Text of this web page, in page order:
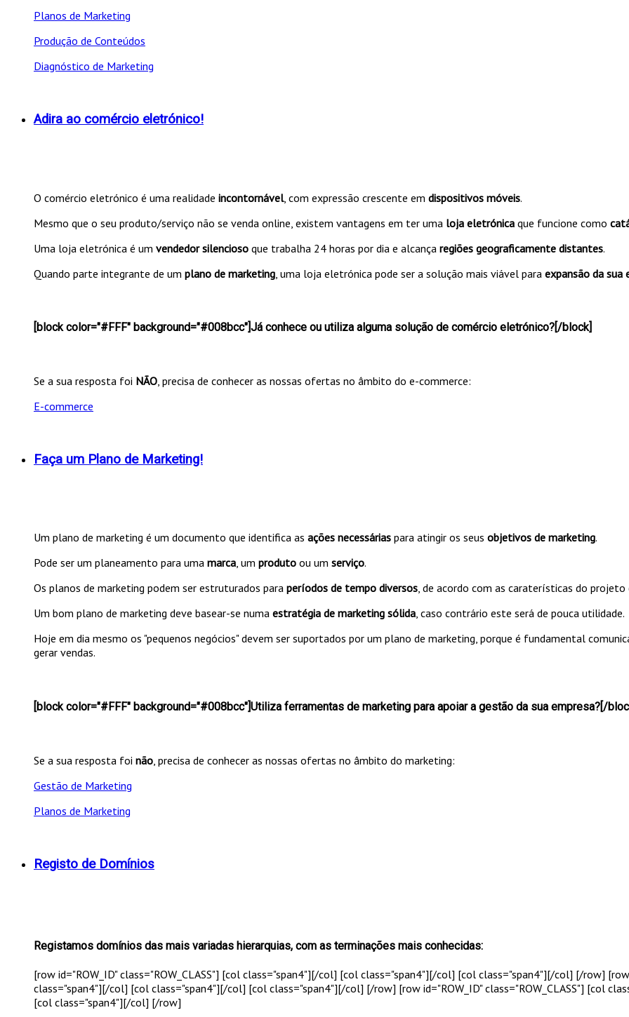
Planos de Marketing
Produção de Conteúdos
Diagnóstico de Marketing
Adira ao comércio eletrónico!
O comércio eletrónico é uma realidade incontornável, com expressão crescente em dispositivos móveis.
Mesmo que o seu produto/serviço não se venda online, existem vantagens em ter uma loja eletrónica que funcione como
Uma loja eletrónica é um vendedor silencioso que trabalha 24 horas por dia e alcança regiões geograficamente distantes.
Quando parte integrante de um plano de marketing , uma loja eletrónica pode ser a solução mais viável para expansão da sua
[block color="#FFF" background="#008bcc"]Já conhece ou utiliza alguma solução de comércio eletrónico?[/block]
Se a sua resposta foi NÃO, precisa de conhecer as nossas ofertas no âmbito do e-commerce:
E-commerce
Faça um Plano de Marketing!
Um plano de marketing é um documento que identifica as ações necessárias para atingir os seus objetivos de marketing.
Pode ser um planeamento para uma marca, um produto ou um serviço.
Os planos de marketing podem ser estruturados para períodos de tempo diversos, de acordo com as caraterísticas do projeto
Um bom plano de marketing deve basear-se numa estratégia de marketing sólida, caso contrário este será de pouca utilidade.
Hoje em dia mesmo os "pequenos negócios" devem ser suportados por um plano de marketing, porque é fundamental
gerar vendas.
[block color="#FFF" background="#008bcc"]Utiliza ferramentas de marketing para apoiar a gestão da sua empresa?[/
Se a sua resposta foi não, precisa de conhecer as nossas ofertas no âmbito do marketing:
Gestão de Marketing
Planos de Marketing
Registo de Domínios
Registamos domínios das mais variadas hierarquias, com as terminações mais conhecidas:
[row id="ROW_ID" class="ROW_CLASS"] [col class="span4"][/col] [col class="span4"][/col] [col class="span4"][/col] [/row] [row
class="span4"][/col] [col class="span4"][/col] [col class="span4"][/col] [/row] [row id="ROW_ID" class="ROW_CLASS"] [col
[col class="span4"][/col] [/row]